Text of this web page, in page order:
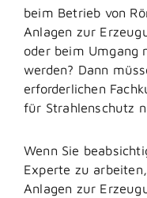
beim Betrieb von
Anlagen zur
oder beim Umgang
werden? Dann
erforderlichen
für Strahlenschutz
Wenn Sie
Experte zu
Anlagen zur